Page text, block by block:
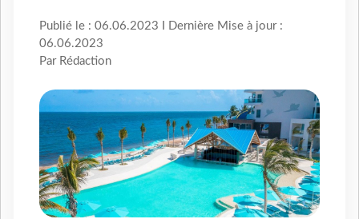
Publié le : 06.06.2023 I Dernière Mise à jour :
06.06.2023
Par Rédaction